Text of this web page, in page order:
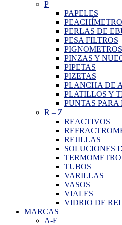
P
PAPELES
PERLAS DE
PESA FILTROS
PIGNOMETROS
PINZAS Y
PIPETAS
PIZETAS
PLANCHA DE
PLATILLOS Y
PUNTAS PARA
R – Z
REACTIVOS
REJILLAS
SOLUCIONES
TUBOS
VARILLAS
VASOS
VIALES
VIDRIO DE
MARCAS
A-E